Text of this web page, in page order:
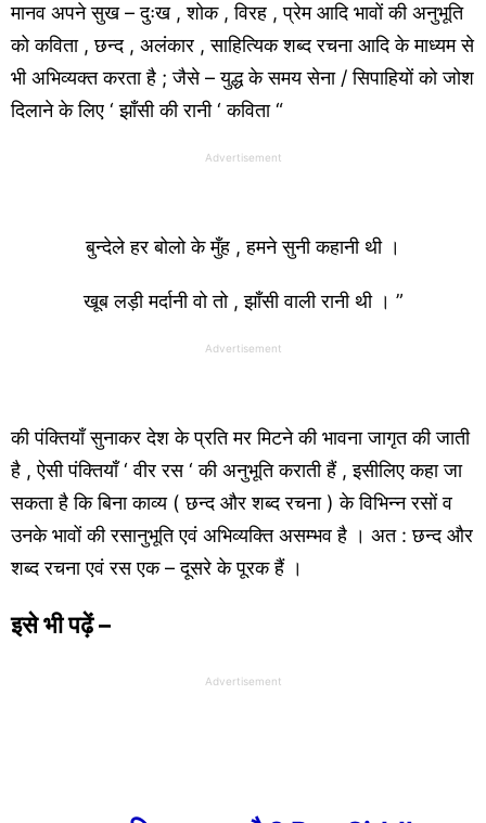
मानव अपने सुख – दुःख , शोक , विरह , प्रेम आदि भावों की अनुभूति
को कविता , छन्द , अलंकार , साहित्यिक शब्द रचना आदि के माध्यम से
भी अभिव्यक्त करता है ; जैसे – युद्ध के समय सेना / सिपाहियों को जोश
दिलाने के लिए ‘ झाँसी की रानी ‘ कविता “
Advertisement
बुन्देले हर बोलो के मुँह , हमने सुनी कहानी थी ।
खूब लड़ी मर्दानी वो तो , झाँसी वाली रानी थी । ”
Advertisement
की पंक्तियाँ सुनाकर देश के प्रति मर मिटने की भावना जागृत की जाती
है , ऐसी पंक्तियाँ ‘ वीर रस ‘ की अनुभूति कराती हैं , इसीलिए कहा जा
सकता है कि बिना काव्य ( छन्द और शब्द रचना ) के विभिन्न रसों व
उनके भावों की रसानुभूति एवं अभिव्यक्ति असम्भव है । अत : छन्द और
शब्द रचना एवं रस एक – दूसरे के पूरक हैं ।
इसे भी पढ़ें –
Advertisement